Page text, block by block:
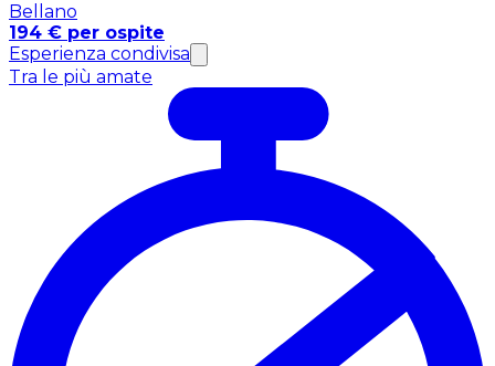
Bellano
194 € per ospite
Esperienza condivisa
Tra le più amate